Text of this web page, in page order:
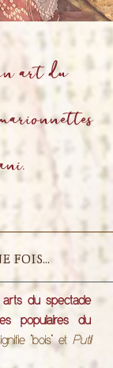
art du
FOIS...
du spectacle
populaires du
"bois" etPutli